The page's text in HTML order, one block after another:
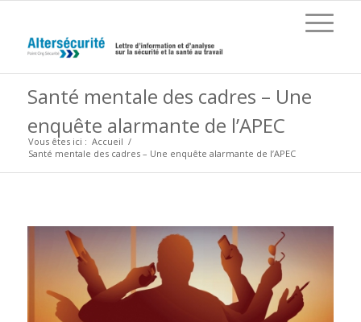
Santé mentale des cadres – Une
enquête alarmante de l’APEC
Vous êtes ici : Accueil /
Santé mentale des cadres – Une enquête alarmante de l’APEC